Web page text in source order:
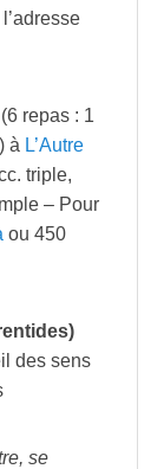
repas : 1
à L’Autre
triple,
– Pour
ou 450
des sens
se